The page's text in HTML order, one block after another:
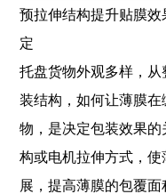
预拉伸结构提升贴膜
定
托盘货物外观多样，
装结构，如何让薄膜
物，是决定包装效果
构或电机拉伸方式，
展，提高薄膜的包覆